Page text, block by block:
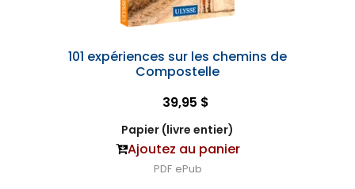
101 expériences sur les chemins de
Compostelle
39,95 $
Papier (livre entier)
Ajoutez au panier
PDF ePub